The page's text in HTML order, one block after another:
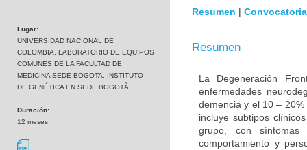
Lugar:
UNIVERSIDAD NACIONAL DE
COLOMBIA. LABORATORIO DE EQUIPOS
COMUNES DE LA FACULTAD DE
MEDICINA SEDE BOGOTA, INSTITUTO
DE GENÉTICA EN SEDE BOGOTÀ.
Duración:
12 meses
Resumen | Convocatoria
Resumen
La Degeneración
enfermedades
demencia y el 10 –
incluye subtipos
grupo, con síntomas
comportamiento y